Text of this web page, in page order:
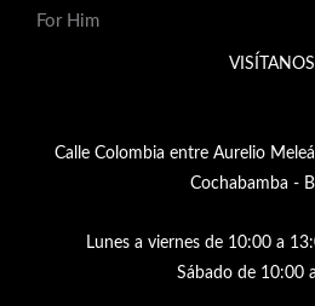
For Him
VISÍTANOS
Calle Colombia entre Aurelio
Cochabamba -
Lunes a viernes de 10:00 a
Sábado de 10:00